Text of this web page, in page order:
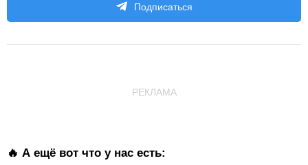
Подписаться
РЕКЛАМА
🔥 А ещё вот что у нас есть: